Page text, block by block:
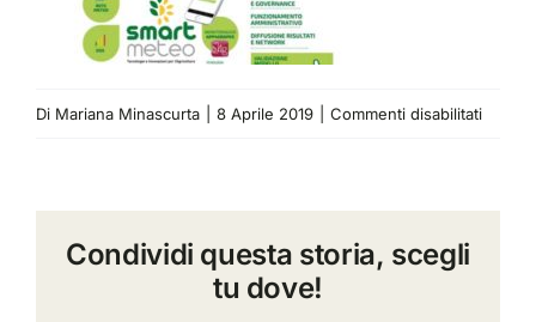
Di Mariana Minascurta 8 Aprile 2019 Commenti disabilitatisu
Condividi questa storia, scegli
tu dove!